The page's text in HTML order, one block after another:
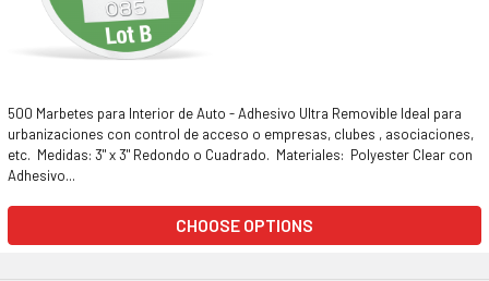
500 Marbetes para Interior de Auto - Adhesivo Ultra Removible Ideal para
urbanizaciones con control de acceso o empresas, clubes , asociaciones,
etc. Medidas: 3" x 3" Redondo o Cuadrado. Materiales: Polyester Clear con
Adhesivo...
CHOOSE OPTIONS